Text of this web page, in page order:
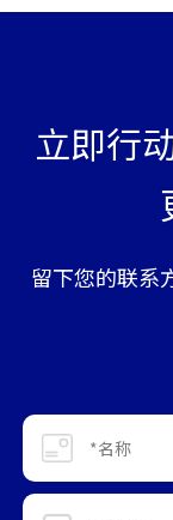
立即行
留下您的联系